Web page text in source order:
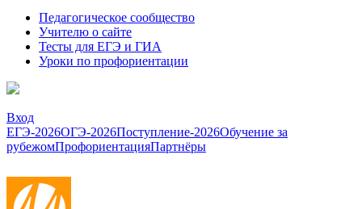
Педагогическое сообщество
Учителю о сайте
Тесты для ЕГЭ и ГИА
Уроки по профориентации
Вход
ЕГЭ-2026ОГЭ-2026Поступление-2026Обучение за
рубежомПрофориентацияПартнёры